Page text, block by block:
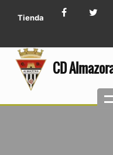
Tienda
CD